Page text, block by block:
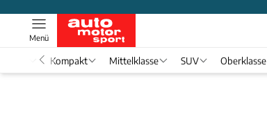
Menü
Kompakt Mittelklasse SUV Oberklasse